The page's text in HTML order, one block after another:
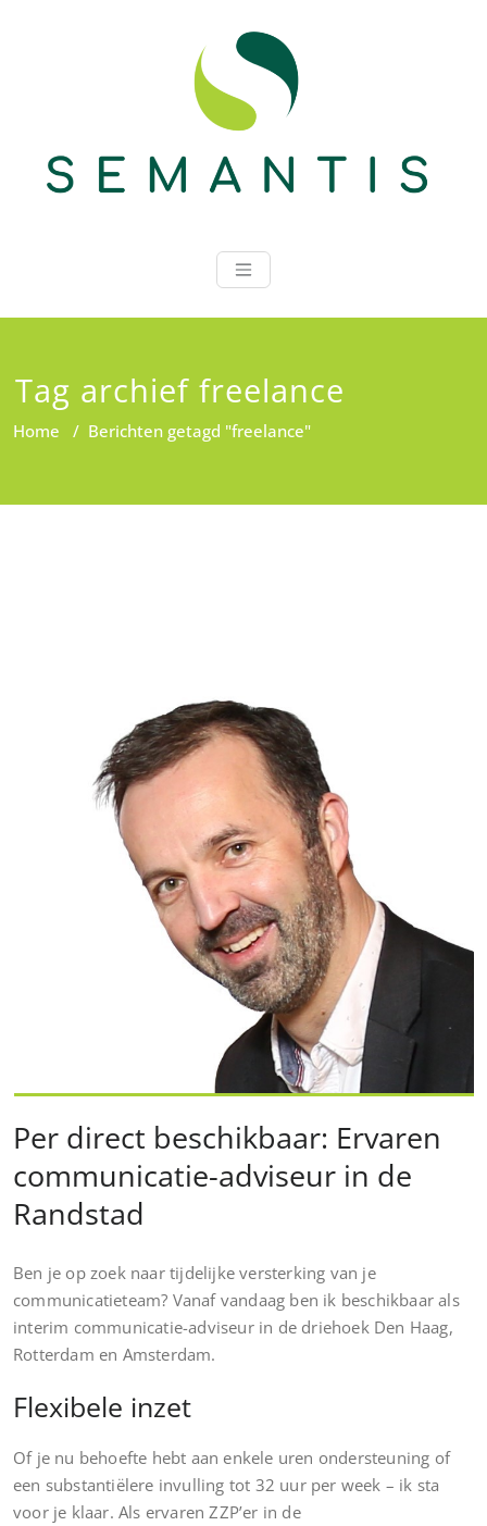
Semantis
Tag archief freelance
Home / Berichten getagd "freelance"
Per direct beschikbaar: Ervaren
communicatie-adviseur in de
Randstad
Ben je op zoek naar tijdelijke versterking van je
communicatieteam? Vanaf vandaag ben ik beschikbaar als
interim communicatie-adviseur in de driehoek Den Haag,
Rotterdam en Amsterdam.
Flexibele inzet
Of je nu behoefte hebt aan enkele uren ondersteuning of
een substantiëlere invulling tot 32 uur per week – ik sta
voor je klaar. Als ervaren ZZP’er in de